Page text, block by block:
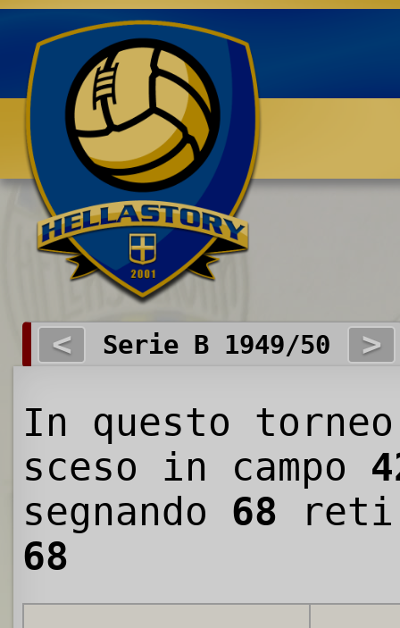
Benvenuti su HELLASTORY.net
< Serie B 1949/50 >
In questo
sceso in campo
segnando 68 reti
68